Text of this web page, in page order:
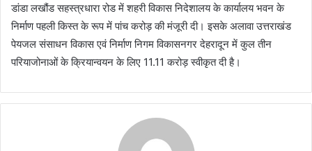
डांडा लखौंड सहस्त्रधारा रोड में शहरी विकास निदेशालय के कार्यालय भवन के
निर्माण पहली किस्त के रूप में पांच करोड़ की मंजूरी दी। इसके अलावा उत्तराखंड
पेयजल संसाधन विकास एवं निर्माण निगम विकासनगर देहरादून में कुल तीन
परियाजोनाओं के क्रियान्वयन के लिए 11.11 करोड़ स्वीकृत दी है।